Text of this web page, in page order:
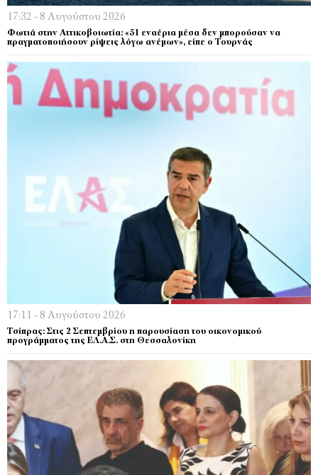
17:32 - 8 Αυγούστου 2026
Φωτιά στην Αττικοβοιωτία: «51 εναέρια μέσα δεν μπορούσαν να
πραγματοποιήσουν ρίψεις λόγω ανέμων», είπε ο Τουρνάς
17:11 - 8 Αυγούστου 2026
Τσίπρας: Στις 2 Σεπτεμβρίου η παρουσίαση του οικονομικού
προγράμματος της ΕΛ.Α.Σ. στη Θεσσαλονίκη